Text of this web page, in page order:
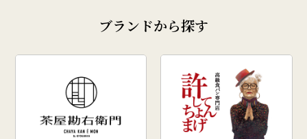
ブランドから探す